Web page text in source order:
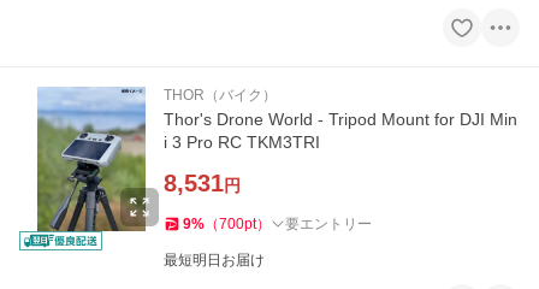
THOR（バイク）
Thor's Drone World - Tripod Mount for DJI Min
i 3 Pro RC TKM3TRI
8,531円
9% （700pt） 要エントリー
最短明日お届け